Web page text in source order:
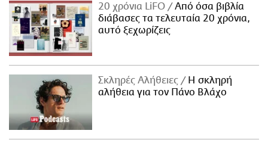
20 χρόνια LiFO
Από όσα βιβλία
διάβασες τα τελευταία 20 χρόνια,
αυτό ξεχωρίζεις
Σκληρές Αλήθειες
H σκληρή
αλήθεια για τον Πάνο Βλάχο